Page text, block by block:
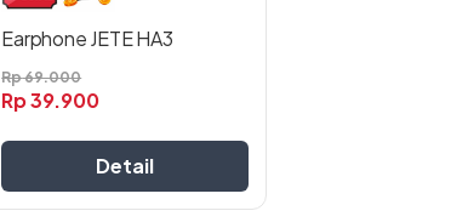
Earphone JETE HA3
Rp69.000
Rp39.900
halaman
produk
Detail